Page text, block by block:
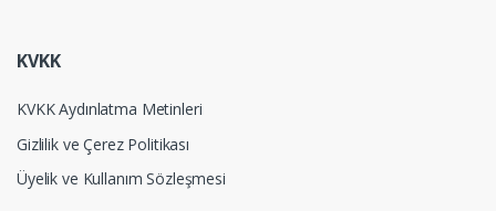
KVKK
KVKK Aydınlatma Metinleri
Gizlilik ve Çerez Politikası
Üyelik ve Kullanım Sözleşmesi